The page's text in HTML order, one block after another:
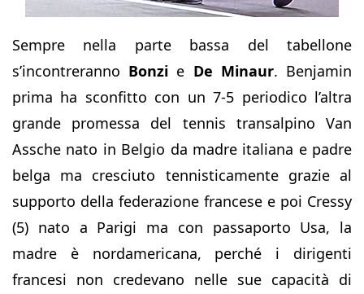
Sempre nella parte bassa del tabellone
s’incontreranno Bonzi e De Minaur. Benjamin
prima ha sconfitto con un 7-5 periodico l’altra
grande promessa del tennis transalpino Van
Assche nato in Belgio da madre italiana e padre
belga ma cresciuto tennisticamente grazie al
supporto della federazione francese e poi Cressy
(5) nato a Parigi ma con passaporto Usa, la
madre è nordamericana, perché i dirigenti
francesi non credevano nelle sue capacità di